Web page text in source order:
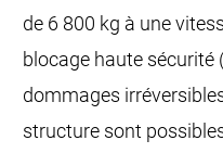
de 6 800 kg à une
blocage haute sécurité
dommages
structure sont